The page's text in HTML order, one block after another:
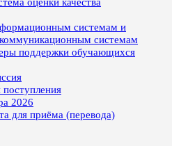
системам и
системам
поддержки обучающихся
2026
для приёма (перевода)